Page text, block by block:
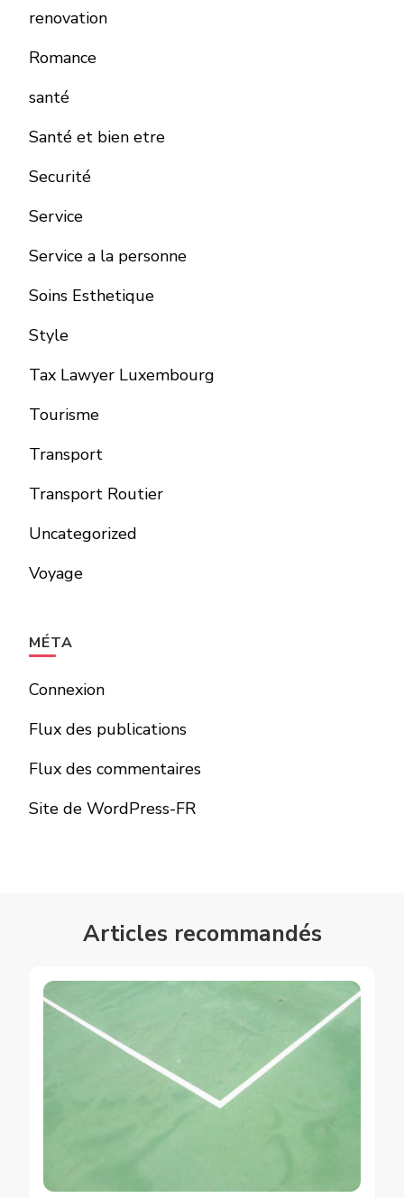
renovation
Romance
santé
Santé et bien etre
Securité
Service
Service a la personne
Soins Esthetique
Style
Tax Lawyer Luxembourg
Tourisme
Transport
Transport Routier
Uncategorized
Voyage
MÉTA
Connexion
Flux des publications
Flux des commentaires
Site de WordPress-FR
Articles recommandés